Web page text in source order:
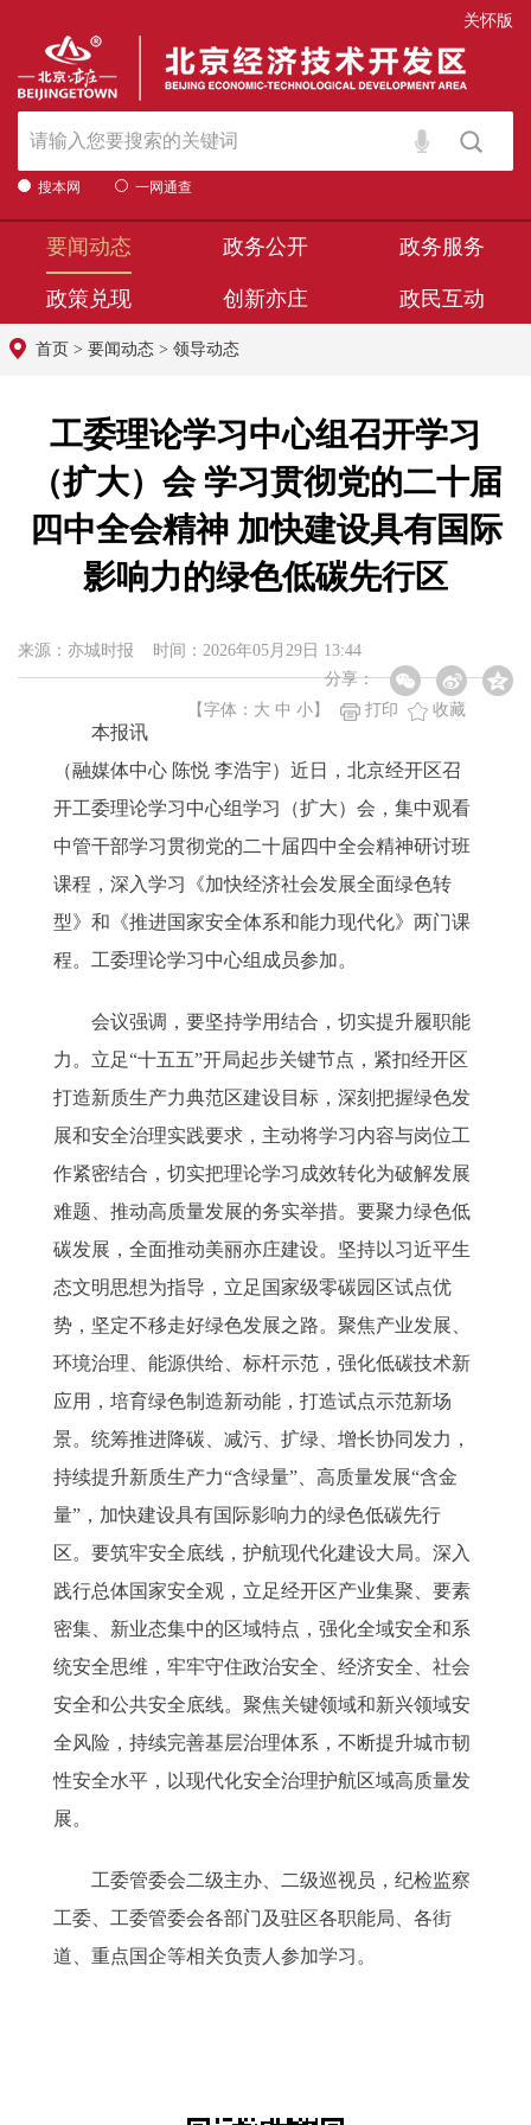
关怀版
搜本网 一网通查
要闻动态 政务公开 政务服务
政策兑现 创新亦庄 政民互动
首页 > 要闻动态 > 领导动态
工委理论学习中心组召开学习
（扩大）会 学习贯彻党的二十届
四中全会精神 加快建设具有国际
影响力的绿色低碳先行区
来源：亦城时报 时间：2026年05月29日 13:44
分享：
【字体： 大 中 小 】 打印 收藏
本报讯
（融媒体中心 陈悦 李浩宇）近日，北京经开区召
开工委理论学习中心组学习（扩大）会，集中观看
中管干部学习贯彻党的二十届四中全会精神研讨班
课程，深入学习《加快经济社会发展全面绿色转
型》和《推进国家安全体系和能力现代化》两门课
程。工委理论学习中心组成员参加。
会议强调，要坚持学用结合，切实提升履职能
力。立足“十五五”开局起步关键节点，紧扣经开区
打造新质生产力典范区建设目标，深刻把握绿色发
展和安全治理实践要求，主动将学习内容与岗位工
作紧密结合，切实把理论学习成效转化为破解发展
难题、推动高质量发展的务实举措。要聚力绿色低
碳发展，全面推动美丽亦庄建设。坚持以习近平生
态文明思想为指导，立足国家级零碳园区试点优
势，坚定不移走好绿色发展之路。聚焦产业发展、
环境治理、能源供给、标杆示范，强化低碳技术新
应用，培育绿色制造新动能，打造试点示范新场
景。统筹推进降碳、减污、扩绿、增长协同发力，
持续提升新质生产力“含绿量”、高质量发展“含金
量”，加快建设具有国际影响力的绿色低碳先行
区。要筑牢安全底线，护航现代化建设大局。深入
践行总体国家安全观，立足经开区产业集聚、要素
密集、新业态集中的区域特点，强化全域安全和系
统安全思维，牢牢守住政治安全、经济安全、社会
安全和公共安全底线。聚焦关键领域和新兴领域安
全风险，持续完善基层治理体系，不断提升城市韧
性安全水平，以现代化安全治理护航区域高质量发
展。
工委管委会二级主办、二级巡视员，纪检监察
工委、工委管委会各部门及驻区各职能局、各街
道、重点国企等相关负责人参加学习。